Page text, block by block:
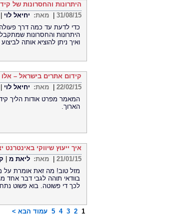
היתרונות והחסרונות של
31/08/15
מאת: יחיאל לוי
כדי לדעת עד כמה דרך
היתרונות והחסרונות
ואיך ניתן להוציא אותה
קידום אתרים בישראל –
22/02/15
מאת: יחיאל לוי
המאמר מפרט אודות הליך
הארוך.
איך ייעוץ שיווקי
21/01/15
מאת: ליאת מ
מזל טוב! מה זאת אומרת
בוודאי תוהה לגבי דבר אחד
לכך די פשוטה. בוא פשוט
1
2
3
4
5 עמוד הבא >